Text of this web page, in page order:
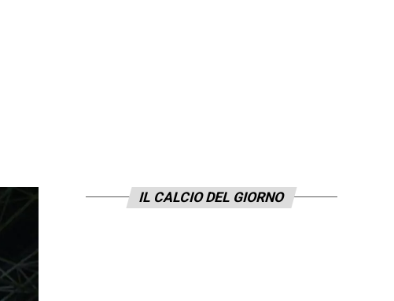
IL CALCIO DEL GIORNO